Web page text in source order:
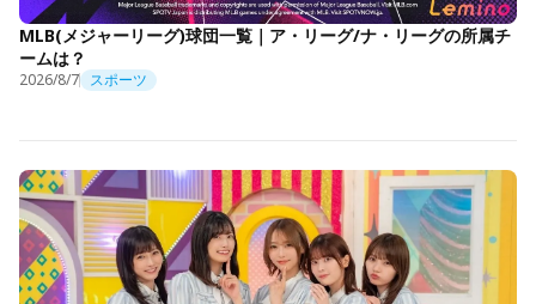
MLB(メジャーリーグ)球団一覧｜ア・リーグ/ナ・リーグの所属チ
ームは？
2026/8/7 スポーツ